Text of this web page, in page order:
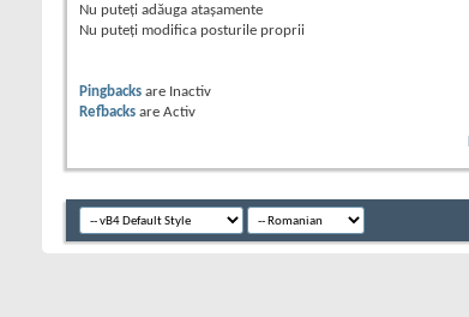
Nu puteţi adăuga ataşamente
Nu puteţi modifica posturile proprii
Pingbacks are Inactiv
Refbacks are Activ